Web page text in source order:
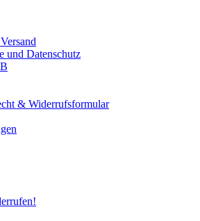
und Datenschutz
& Widerrufsformular